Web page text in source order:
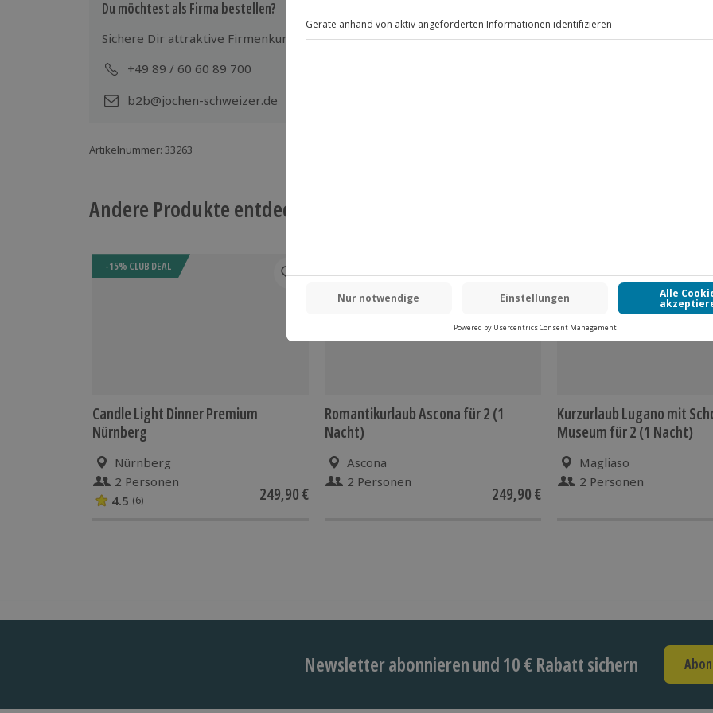
Du möchtest als Firma bestellen?
Sichere Dir attraktive Firmenkunden Vorteile.
+49 89 / 60 60 89 700
b2b@jochen-schweizer.de
Artikelnummer: 33263
Andere Produkte entdecken
-15% CLUB DEAL
Candle Light Dinner Premium
Nürnberg
Nürnberg
2 Personen
4.5 (6) 249,90 €
Romantikurlaub Ascona für 2 (1
Nacht)
Ascona
2 Personen
249,90 €
Kurzurlaub Lugano mit
Museum für 2 (1 Nacht)
Magliaso
2 Personen
Newsletter abonnieren und 10 € Rabatt sichern